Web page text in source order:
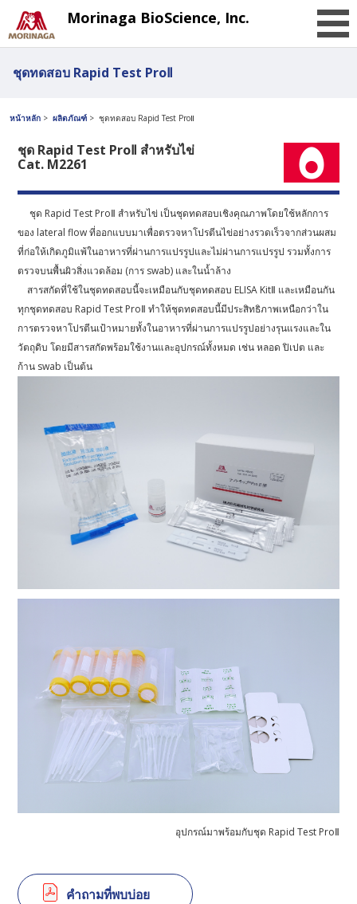
Morinaga BioScience, Inc.
ชุดทดสอบ Rapid Test ProⅡ
หน้าหลัก ผลิตภัณฑ์ ชุดทดสอบ Rapid Test ProⅡ
ชุด Rapid Test ProⅡ สำหรับไข่
Cat. M2261
ชุด Rapid Test ProⅡ สำหรับไข่ เป็นชุดทดสอบเชิงคุณภาพโดยใช้หลักการ
ของ lateral flow ที่ออกแบบมาเพื่อตรวจหาโปรตีนไข่อย่างรวดเร็วจากส่วนผสม
ที่ก่อให้เกิดภูมิแพ้ในอาหารที่ผ่านการแปรรูปและไม่ผ่านการแปรรูป รวมทั้งการ
ตรวจบนพื้นผิวสิ่งแวดล้อม (การ swab) และในน้ำล้าง
สารสกัดที่ใช้ในชุดทดสอบนี้จะเหมือนกับชุดทดสอบ ELISA KitⅡ และเหมือนกัน
ทุกชุดทดสอบ Rapid Test ProⅡ ทำให้ชุดทดสอบนี้มีประสิทธิภาพเหนือกว่าใน
การตรวจหาโปรตีนเป้าหมายทั้งในอาหารที่ผ่านการแปรรูปอย่างรุนแรงและใน
วัตถุดิบ โดยมีสารสกัดพร้อมใช้งานและอุปกรณ์ทั้งหมด เช่น หลอด ปิเปต และ
ก้าน swab เป็นต้น
อุปกรณ์มาพร้อมกับชุด Rapid Test ProⅡ
คำถามที่พบบ่อย